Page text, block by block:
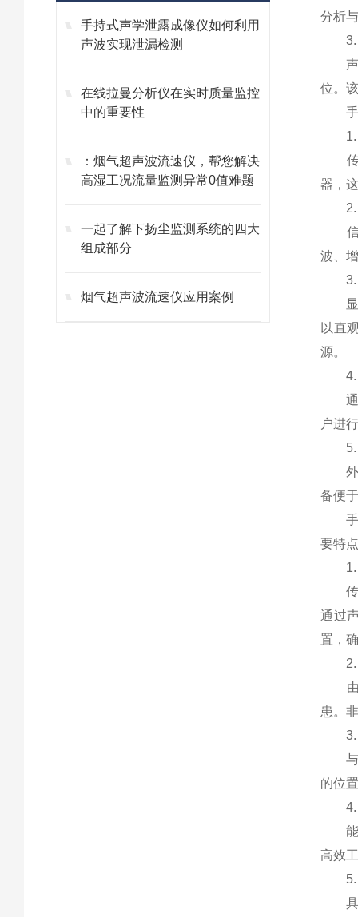
手持式声学泄露成像仪如何利用
声波实现泄漏检测
在线拉曼分析仪在实时质量监控
中的重要性
：烟气超声波流速仪，帮您解决
高湿工况流量监测异常0值难题
一起了解下扬尘监测系统的四大
组成部分
烟气超声波流速仪应用案例
分析
3.
声学
位。
手持
1.
传感
器，
2.
信号
波、
3.
显示
以直
源。
4.
通常
户进
5.
外壳
备便
手持
要特
1.
传统
通过
置，
2.
由于
患。
3.
与传
的位
4.
能够
高效
5.
具备